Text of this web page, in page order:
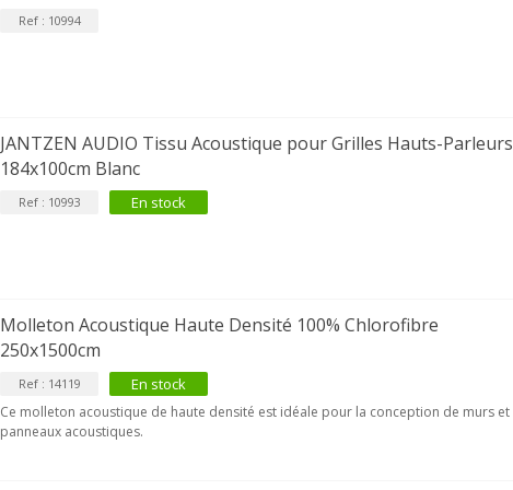
Ref : 10994
JANTZEN AUDIO Tissu Acoustique pour Grilles Hauts-Parleurs
184x100cm Blanc
Ref : 10993 En stock
Molleton Acoustique Haute Densité 100% Chlorofibre
250x1500cm
Ref : 14119 En stock
Ce molleton acoustique de haute densité est idéale pour la conception de murs et
panneaux acoustiques.